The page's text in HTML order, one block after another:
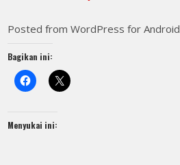
Posted from WordPress for Android
Bagikan ini:
Menyukai ini: